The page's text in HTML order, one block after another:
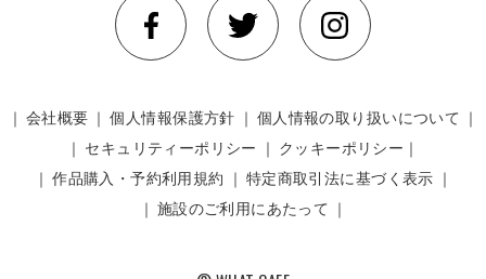
｜ 会社概要 ｜個人情報保護方針 ｜ 個人情報の取り扱いについて ｜
｜ セキュリティーポリシー ｜ クッキーポリシー｜
｜作品購入・予約利用規約 ｜ 特定商取引法に基づく表示 ｜
｜ 施設のご利用にあたって ｜